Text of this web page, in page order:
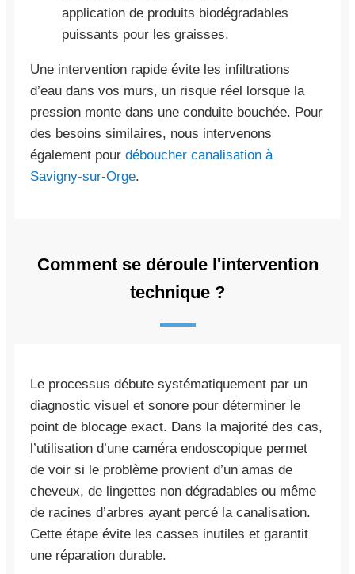
application de produits biodégradables
puissants pour les graisses.
Une intervention rapide évite les infiltrations
d’eau dans vos murs, un risque réel lorsque la
pression monte dans une conduite bouchée. Pour
des besoins similaires, nous intervenons
également pour déboucher canalisation à
Savigny-sur-Orge.
Comment se déroule l'intervention
technique ?
Le processus débute systématiquement par un
diagnostic visuel et sonore pour déterminer le
point de blocage exact. Dans la majorité des cas,
l’utilisation d’une caméra endoscopique permet
de voir si le problème provient d’un amas de
cheveux, de lingettes non dégradables ou même
de racines d’arbres ayant percé la canalisation.
Cette étape évite les casses inutiles et garantit
une réparation durable.